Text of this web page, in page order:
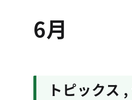
6月
トピックス ,